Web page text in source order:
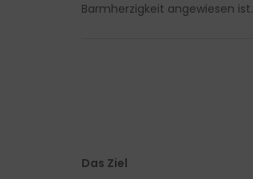
Barmherzigkeit angewiesen ist.
Das Ziel